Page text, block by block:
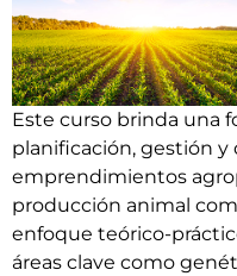
Este curso brinda una
planificación, gestión y
emprendimientos
producción animal
enfoque teórico-
áreas clave como